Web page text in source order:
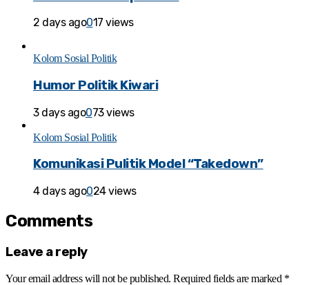
2 days ago017 views
Kolom Sosial Politik
Humor Politik Kiwari
3 days ago073 views
Kolom Sosial Politik
Komunikasi Pulitik Model “Takedown”
4 days ago024 views
Comments
Leave a reply
Your email address will not be published. Required fields are marked *